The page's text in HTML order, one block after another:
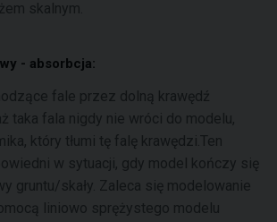
skalnym.
- absorbcja:
fale przez dolną krawędź
taka fala nigdy nie wróci do modelu,
który tłumi tę falę krawędzi.Ten
w sytuacji, gdy model kończy się
gruntu/skały. Zaleca się modelowanie
liniowo sprężystego modelu